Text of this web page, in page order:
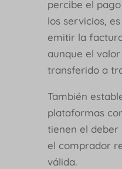
percibe el
los servicios,
emitir la
aunque el
transferido a
También
plataformas
tienen el
el comprador
válida.